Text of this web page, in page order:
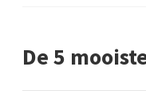
De 5